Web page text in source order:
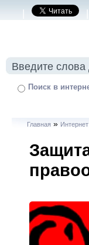
| |
Поиск в
Главная » Интернет